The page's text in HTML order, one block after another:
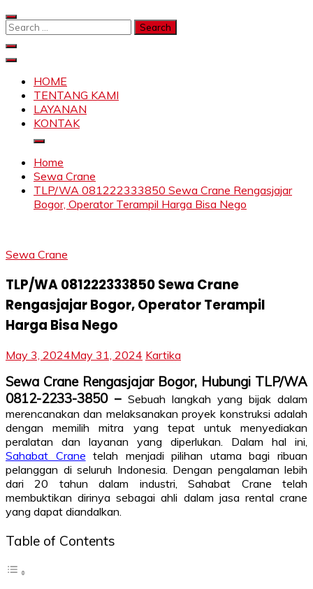
Skip
to
Search
SKYLIFTHOME
TENTANG KAMI
LAYANAN
KONTAK
Home
Sewa Crane
TLP/WA 081222333850 Sewa Crane Rengasjajar
Bogor, Operator Terampil Harga Bisa Nego
Sewa Crane
TLP/WA 081222333850 Sewa Crane
Rengasjajar Bogor, Operator Terampil
Harga Bisa Nego
May 3, 2024May 31, 2024 Kartika
Sewa Crane Rengasjajar Bogor, Hubungi TLP/WA
0812-2233-3850 – Sebuah langkah yang bijak dalam
merencanakan dan melaksanakan proyek konstruksi adalah
dengan memilih mitra yang tepat untuk menyediakan
peralatan dan layanan yang diperlukan. Dalam hal ini,
Sahabat Crane telah menjadi pilihan utama bagi ribuan
pelanggan di seluruh Indonesia. Dengan pengalaman lebih
dari 20 tahun dalam industri, Sahabat Crane telah
membuktikan dirinya sebagai ahli dalam jasa rental crane
yang dapat diandalkan.
Table of Contents